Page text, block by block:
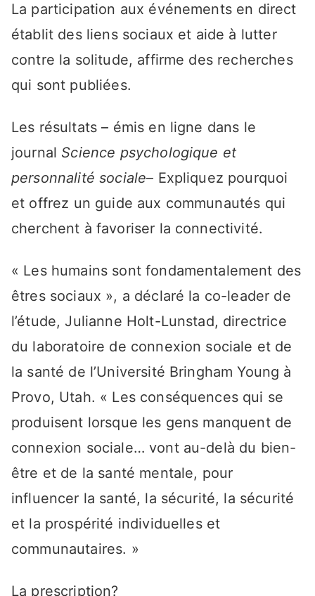
La participation aux événements en direct
établit des liens sociaux et aide à lutter
contre la solitude, affirme des recherches
qui sont publiées.
Les résultats – émis en ligne dans le
journal Science psychologique et
personnalité sociale– Expliquez pourquoi
et offrez un guide aux communautés qui
cherchent à favoriser la connectivité.
« Les humains sont fondamentalement des
êtres sociaux », a déclaré la co-leader de
l’étude, Julianne Holt-Lunstad, directrice
du laboratoire de connexion sociale et de
la santé de l’Université Bringham Young à
Provo, Utah. « Les conséquences qui se
produisent lorsque les gens manquent de
connexion sociale… vont au-delà du bien-
être et de la santé mentale, pour
influencer la santé, la sécurité, la sécurité
et la prospérité individuelles et
communautaires. »
La prescription?